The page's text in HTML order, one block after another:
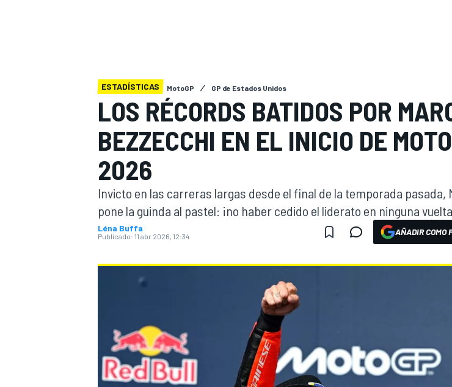
NASCARINDYCARSPORTSCARRALLY TURISMO
ESTADÍSTICAS MotoGP GP de Estados Unidos
LOS RÉCORDS BATIDOS POR
BEZZECCHI EN EL INICIO DE
2026
Invicto en las carreras largas desde el final de la temporada pasada,
pone la guinda al pastel: ¡no haber cedido el liderato en ninguna
Léna Buffa
Publicado: 11 abr 2026, 12:34 AÑADIR COMO